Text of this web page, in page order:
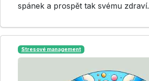
spánek a prospět tak svému zdraví.
Stresové management